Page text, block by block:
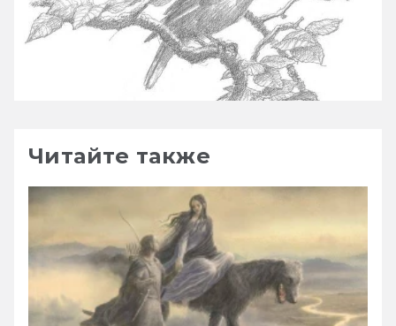
Читайте также